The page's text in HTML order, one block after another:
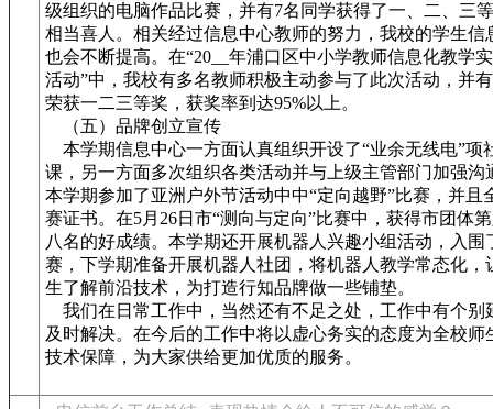
级组织的电脑作品比赛，并有7名同学获得了一、二、三
相当喜人。相关经过信息中心教师的努力，我校的学生信
也会不断提高。在“20__年浦口区中小学教师信息化教学
活动”中，我校有多名教师积极主动参与了此次活动，并
荣获一二三等奖，获奖率到达95%以上。
（五）品牌创立宣传
本学期信息中心一方面认真组织开设了“业余无线电”项
课，另一方面多次组织各类活动并与上级主管部门加强沟
本学期参加了亚洲户外节活动中中“定向越野”比赛，并且
赛证书。在5月26日市“测向与定向”比赛中，获得市团体
八名的好成绩。本学期还开展机器人兴趣小组活动，入围
赛，下学期准备开展机器人社团，将机器人教学常态化，
生了解前沿技术，为打造行知品牌做一些铺垫。
我们在日常工作中，当然还有不足之处，工作中有个别
及时解决。在今后的工作中将以虚心务实的态度为全校师
技术保障，为大家供给更加优质的服务。